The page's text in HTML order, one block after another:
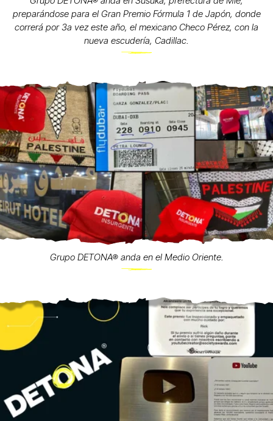
preparándose para el Gran Premio Fórmula 1 de Japón, donde
correrá por 3a vez este año, el mexicano Checo Pérez, con la
nueva escudería, Cadillac.
Grupo DETONA® anda en el Medio Oriente.